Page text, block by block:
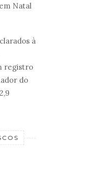
Natal
à
registro
do